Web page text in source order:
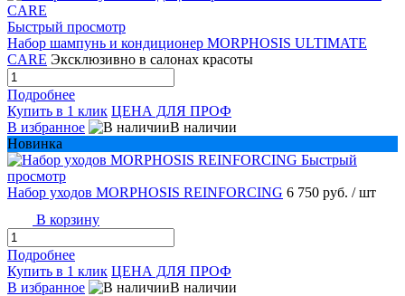
Быстрый просмотр
Набор шампунь и кондиционер MORPHOSIS ULTIMATE
CARE Эксклюзивно в салонах красоты
Подробнее
Купить в 1 клик ЦЕНА ДЛЯ ПРОФ
В избранное
В наличии
Новинка
Быстрый
просмотр
Набор уходов MORPHOSIS REINFORCING 6 750 руб. / шт
В корзину
Подробнее
Купить в 1 клик ЦЕНА ДЛЯ ПРОФ
В избранное
В наличии